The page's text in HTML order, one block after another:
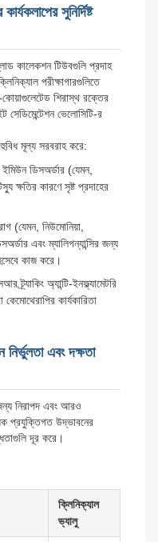
সুনির্দিষ্ট
কালেকশন টিউবগুলি প্রদাহ
পরীক্ষাগারগুলিতে
শিরাস্থ রক্তের
সেডিমেন্টেশন ভেলোসিটি-র
মূল্য সরবরাহ করে:
ইমিউন ডিসঅর্ডার (যেমন,
ক্ষতির কারণে সৃষ্ট প্রদাহের
(যেমন, নিউমোনিয়া,
এবং ম্যালিগন্যান্সির জন্য
কাজ করে।
ট্র্যাকিং অ্যান্টি-ইনফ্ল্যামেটরি
কার্যকারিতা
এবং দক্ষতা
নিরাপদ এবং আরও
প্রযুক্তিগত উদ্ভাবনের
দূর করে।
ক্লিনিক্যাল
ভ্যালু